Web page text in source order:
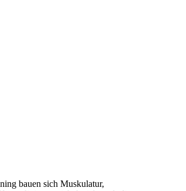
bauen sich Muskulatur,